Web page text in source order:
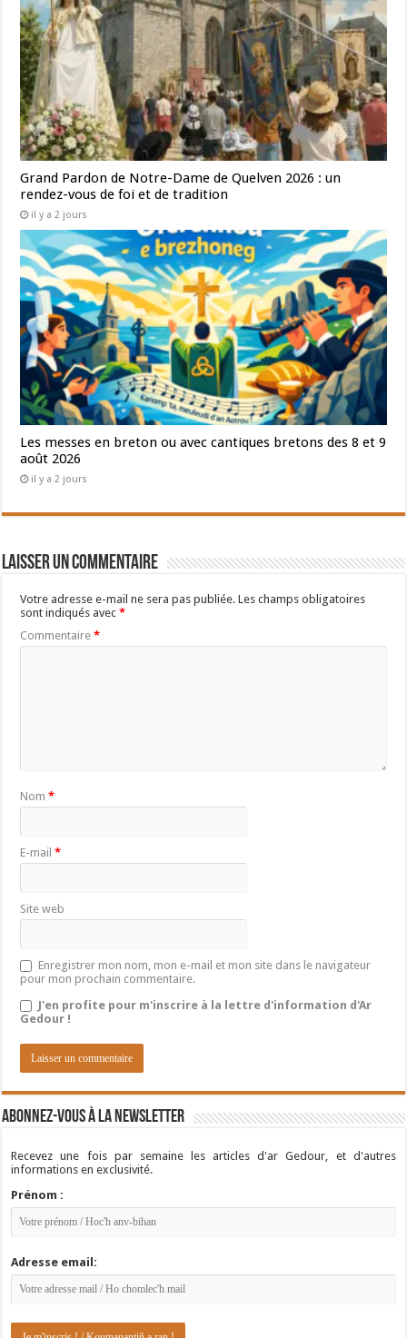
Grand Pardon de Notre-Dame de Quelven 2026 : un
rendez-vous de foi et de tradition
il y a 2 jours
Les messes en breton ou avec cantiques bretons des 8 et 9
août 2026
il y a 2 jours
Laisser un commentaire
Votre adresse e-mail ne sera pas publiée. Les champs obligatoires
sont indiqués avec*
Commentaire*
Nom*
E-mail*
Site web
Enregistrer mon nom, mon e-mail et mon site dans le navigateur
pour mon prochain commentaire.
J'en profite pour m'inscrire à la lettre d'information d'Ar
Gedour !
Abonnez-vous à la newsletter
Recevez une fois par semaine les articles d'ar Gedour, et d'autres
informations en exclusivité.
Prénom :
Adresse email: